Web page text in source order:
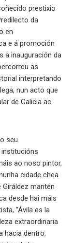
prestixio
da
en
e á promoción
a inauguración da
as
interpretando
nun acto que
de Galicia ao
seu
institucións
ao noso pintor,
cidade chea
mantén
desde hai máis
“Ávila es la
extraordinaria
hacia dentro,